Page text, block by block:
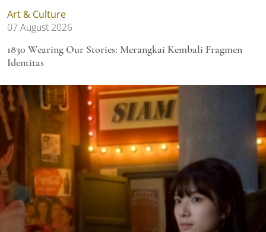
Art & Culture
07 August 2026
1830 Wearing Our Stories: Merangkai Kembali Fragmen
Identitas